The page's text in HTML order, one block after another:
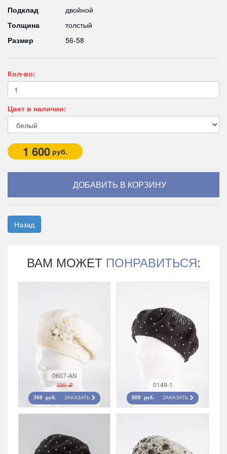
Подклад
двойной
Толщина
толстый
Размер
56-58
Кол-во:
Цвет в наличии:
1 600 руб.
Назад
ВАМ МОЖЕТ ПОНРАВИТЬСЯ:
0607-AN
500 r
360 руб. ЗАКАЗАТЬ
0149-1
800 руб. ЗАКАЗАТЬ